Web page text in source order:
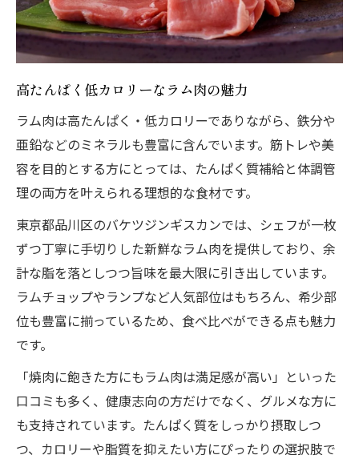
高たんぱく低カロリーなラム肉の魅力
ラム肉は高たんぱく・低カロリーでありながら、鉄分や
亜鉛などのミネラルも豊富に含んでいます。筋トレや美
容を目的とする方にとっては、たんぱく質補給と体調管
理の両方を叶えられる理想的な食材です。
東京都品川区のバケツジンギスカンでは、シェフが一枚
ずつ丁寧に手切りした新鮮なラム肉を提供しており、余
計な脂を落としつつ旨味を最大限に引き出しています。
ラムチョップやランプなど人気部位はもちろん、希少部
位も豊富に揃っているため、食べ比べができる点も魅力
です。
「焼肉に飽きた方にもラム肉は満足感が高い」といった
口コミも多く、健康志向の方だけでなく、グルメな方に
も支持されています。たんぱく質をしっかり摂取しつ
つ、カロリーや脂質を抑えたい方にぴったりの選択肢で